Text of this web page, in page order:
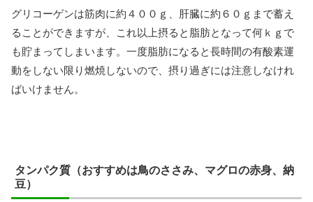
グリコーゲンは筋肉に約４００ｇ、肝臓に約６０ｇまで蓄え
ることができますが、これ以上摂ると脂肪となって何ｋｇで
も貯まってしまいます。一度脂肪になると長時間の有酸素運
動をしない限り燃焼しないので、摂り過ぎには注意しなけれ
ばいけません。
タンパク質（おすすめは鳥のささみ、マグロの赤身、納
豆）